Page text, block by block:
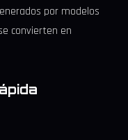
por modelos
convierten en